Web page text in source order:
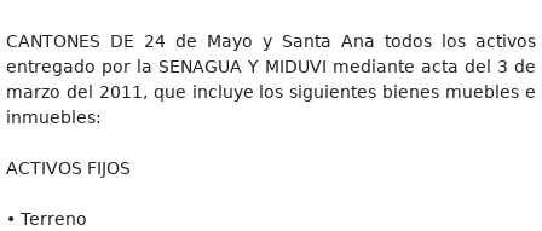
CANTONES DE 24 de Mayo y Santa Ana todos los activos
entregado por la SENAGUA Y MIDUVI mediante acta del 3 de
marzo del 2011, que incluye los siguientes bienes muebles e
inmuebles:
ACTIVOS FIJOS
• Terreno